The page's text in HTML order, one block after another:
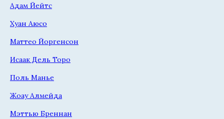
Адам Йейтс
Хуан Аюсо
Маттео Йоргенсон
Исаак Дель Торо
Поль Манье
Жоау Алмейда
Мэттью Бреннан